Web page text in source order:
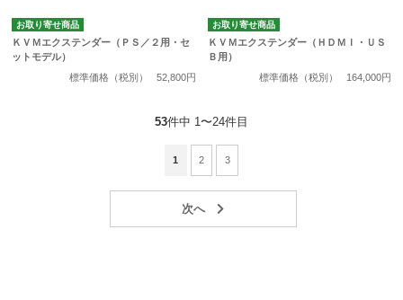
お取り寄せ商品
ＫＶＭエクステンダー（ＰＳ／２用・セ
ットモデル）
標準価格（税別）
52,800円
お取り寄せ商品
ＫＶＭエクステンダー（ＨＤＭＩ・ＵＳ
Ｂ用）
標準価格（税別）
164,000円
53件中 1〜24件目
1 2 3